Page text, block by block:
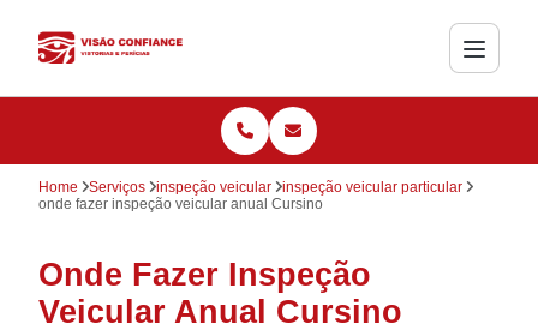
Home Serviços inspeção veicular
inspeção veicular particular
onde fazer inspeção veicular anual Cursino
Onde Fazer Inspeção
Veicular Anual Cursino